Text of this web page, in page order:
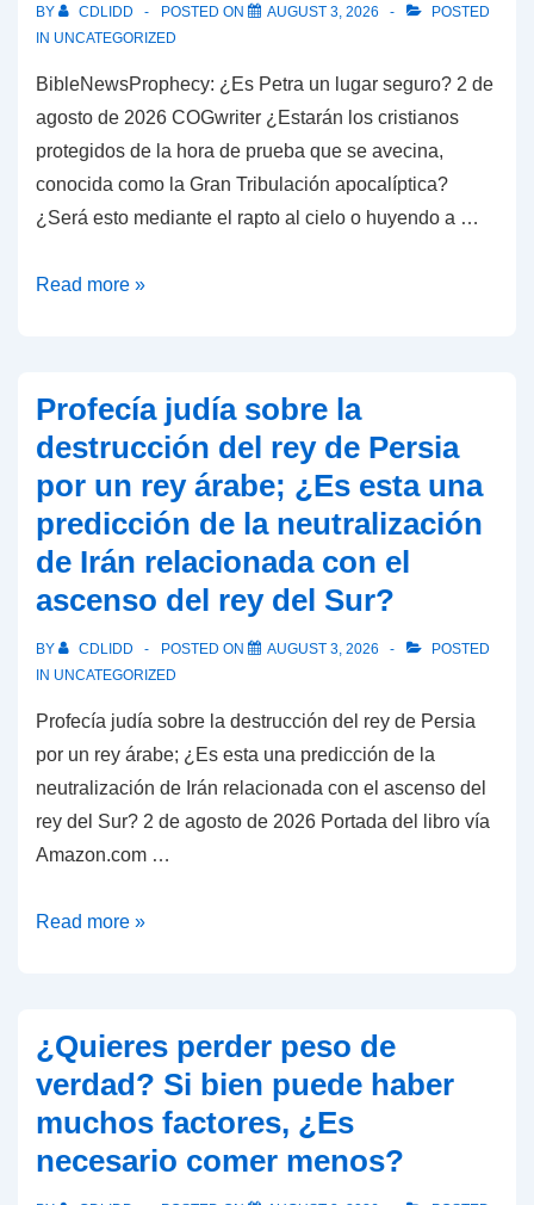
de
ser
el
del
bíblica?
BY CDLIDD POSTED ON AUGUST 3, 2026
POSTED
IN UNCATEGORIZED
BibleNewsProphecy: ¿Es Petra un lugar seguro? 2 de
agosto de 2026 COGwriter ¿Estarán los cristianos
protegidos de la hora de prueba que se avecina,
conocida como la Gran Tribulación apocalíptica?
¿Será esto mediante el rapto al cielo o huyendo a …
BibleNewsProphecy:
lugar
seguro?
Read more »
Profecía judía sobre la
destrucción del rey de Persia
por un rey árabe; ¿Es esta una
predicción de la neutralización
de Irán relacionada con el
ascenso del rey del Sur?
BY CDLIDD POSTED ON AUGUST 3, 2026
POSTED
IN UNCATEGORIZED
Profecía judía sobre la destrucción del rey de Persia
por un rey árabe; ¿Es esta una predicción de la
neutralización de Irán relacionada con el ascenso del
rey del Sur? 2 de agosto de 2026 Portada del libro vía
Amazon.com …
Profecía
destrucción
del
rey
de
Read more »
¿Quieres perder peso de
verdad? Si bien puede haber
muchos factores, ¿Es
necesario comer menos?